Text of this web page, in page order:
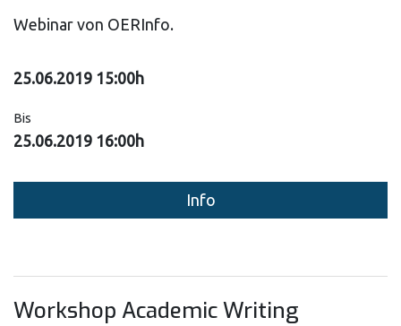
Webinar von OERInfo.
25.06.2019 15:00h
Bis
25.06.2019 16:00h
Info
Workshop Academic Writing